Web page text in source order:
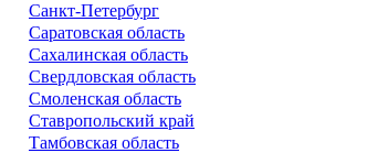
Санкт-Петербург
Саратовская область
Сахалинская область
Свердловская область
Смоленская область
Ставропольский край
Тамбовская область